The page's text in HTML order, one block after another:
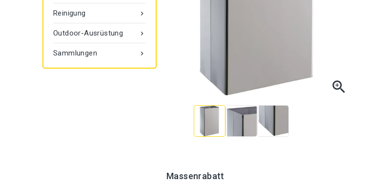

Reinigung

Outdoor-Ausrüstung

Sammlungen

Massenrabatt